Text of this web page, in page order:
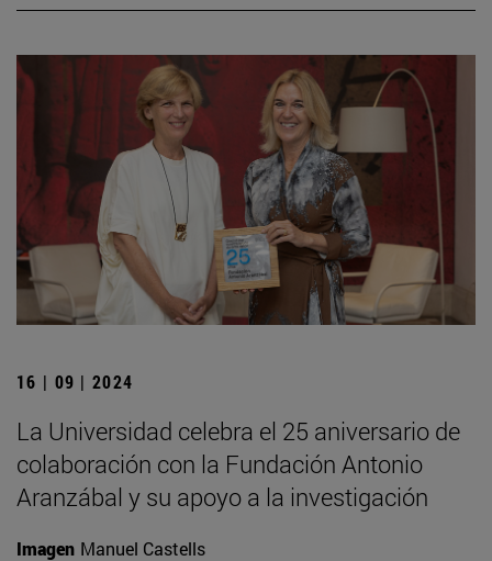
16 | 09 | 2024
La Universidad celebra el 25 aniversario de
colaboración con la Fundación Antonio
Aranzábal y su apoyo a la investigación
Imagen Manuel Castells